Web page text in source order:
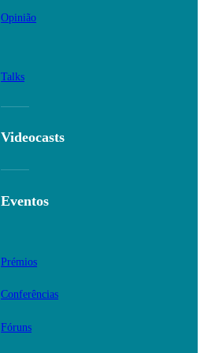
Opinião
Talks
Videocasts
Eventos
Prémios
Conferências
Fóruns